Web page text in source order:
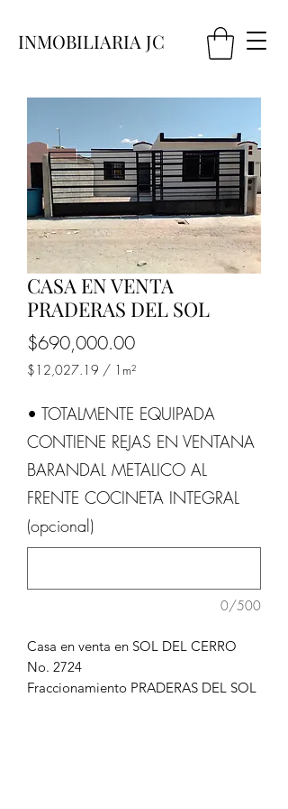
INMOBILIARIA JC
CASA EN VENTA
PRADERAS DEL SOL
$690,000.00Precio
$12,027.19 / 1m²
por
1
Metro
• TOTALMENTE EQUIPADA
CONTIENE REJAS EN VENTANA
BARANDAL METALICO AL
FRENTE COCINETA INTEGRAL
(opcional)
0/500
Casa en venta en SOL DEL CERRO
No. 2724
Fraccionamiento PRADERAS DEL SOL